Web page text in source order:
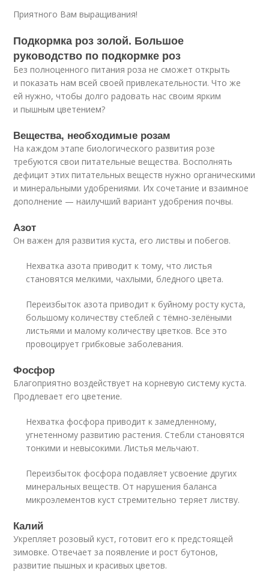
Приятного Вам выращивания!
Подкормка роз золой. Большое
руководство по подкормке роз
Без полноценного питания роза не сможет открыть
и показать нам всей своей привлекательности. Что же
ей нужно, чтобы долго радовать нас своим ярким
и пышным цветением?
Вещества, необходимые розам
На каждом этапе биологического развития розе
требуются свои питательные вещества. Восполнять
дефицит этих питательных веществ нужно органическими
и минеральными удобрениями. Их сочетание и взаимное
дополнение — наилучший вариант удобрения почвы.
Азот
Он важен для развития куста, его листвы и побегов.
Нехватка азота приводит к тому, что листья
становятся мелкими, чахлыми, бледного цвета.
Переизбыток азота приводит к буйному росту куста,
большому количеству стеблей с тёмно-зелёными
листьями и малому количеству цветков. Все это
провоцирует грибковые заболевания.
Фосфор
Благоприятно воздействует на корневую систему куста.
Продлевает его цветение.
Нехватка фосфора приводит к замедленному,
угнетенному развитию растения. Стебли становятся
тонкими и невысокими. Листья мельчают.
Переизбыток фосфора подавляет усвоение других
минеральных веществ. От нарушения баланса
микроэлементов куст стремительно теряет листву.
Калий
Укрепляет розовый куст, готовит его к предстоящей
зимовке. Отвечает за появление и рост бутонов,
развитие пышных и красивых цветов.